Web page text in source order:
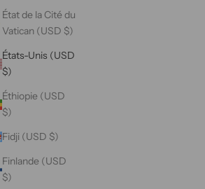
État de la Cité du
Vatican (USD $)
États-Unis (USD
$)
Éthiopie (USD
$)
Fidji (USD $)
Finlande (USD
$)